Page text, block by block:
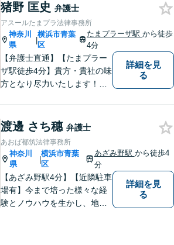
り】負債総額数億円の倒産申
立ての実績あり【完全個室】
【青葉台駅1分】【複数弁護士
在籍】
猪野 匡史 弁護士
アスールたまプラ法律事務所
神奈川
県
|
横浜市青葉
区
たまプラーザ駅から徒歩
4分
【弁護士直通】【たまプラー
ザ駅徒歩4分】貴方・貴社の味
方となり尽力いたします！当
ください。
詳細を見
る
渡邊 さち穗 弁護士
あおば都筑法律事務所
神奈川
県
|
横浜市青葉
区
あざみ野駅 から徒歩4
分
【あざみ野駅4分】【近隣駐車
場有】今まで培った様々な経
験とノウハウを生かし、地域
詳細を見
る